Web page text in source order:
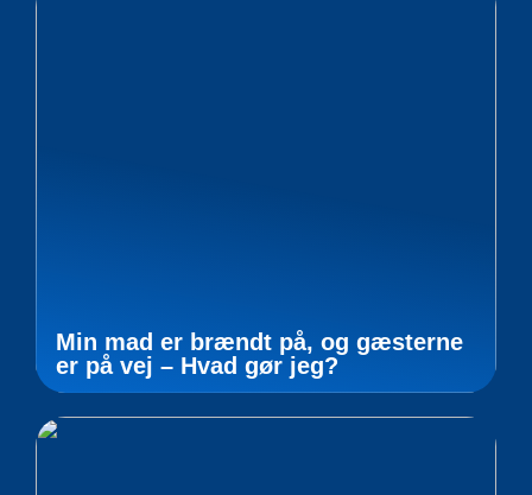
Min mad er brændt på, og gæsterne
er på vej – Hvad gør jeg?